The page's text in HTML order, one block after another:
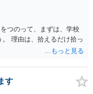
ではないと考えるからで
つのって、まずは、学校
理由は、拾えるだけ拾っ
す